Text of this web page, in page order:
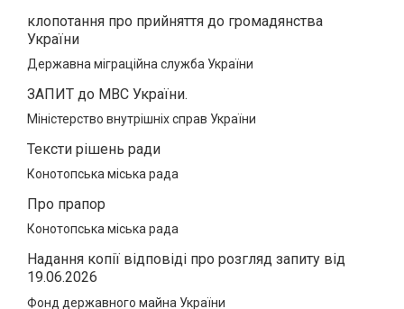
клопотання про прийняття до громадянства
України
Державна міграційна служба України
ЗАПИТ до МВС України.
Міністерство внутрішніх справ України
Тексти рішень ради
Конотопська міська рада
Про прапор
Конотопська міська рада
Надання копії відповіді про розгляд запиту від
19.06.2026
Фонд державного майна України